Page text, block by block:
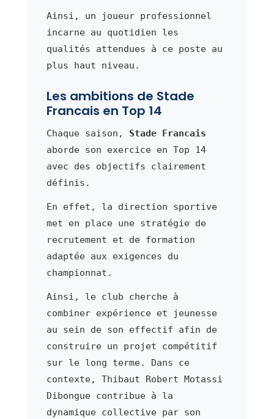
Ainsi, un joueur professionnel
incarne au quotidien les
qualités attendues à ce poste au
plus haut niveau.
Les ambitions de Stade
Francais en Top 14
Chaque saison, Stade Francais
aborde son exercice en Top 14
avec des objectifs clairement
définis.
En effet, la direction sportive
met en place une stratégie de
recrutement et de formation
adaptée aux exigences du
championnat.
Ainsi, le club cherche à
combiner expérience et jeunesse
au sein de son effectif afin de
construire un projet compétitif
sur le long terme. Dans ce
contexte, Thibaut Robert Motassi
Dibongue contribue à la
dynamique collective par son